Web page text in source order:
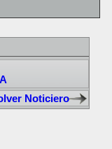
Noticiero